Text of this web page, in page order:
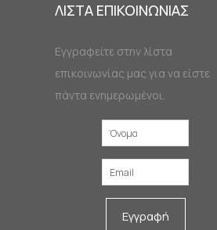
ΛΙΣΤΑ ΕΠΙΚΟΙΝΩΝΙΑΣ
Εγγραφείτε στην λίστα
επικοινωνίας μας για να είστε
πάντα ενημερωμένοι.
Εγγραφή